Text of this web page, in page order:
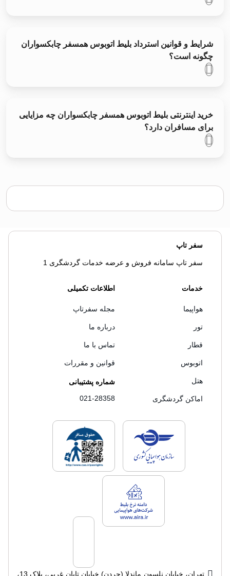
شرایط و قوانین استرداد بلیط اتوبوس همسفر چابکسواران
چگونه است؟
خرید اینترنتی بلیط اتوبوس همسفر چابکسواران چه مزایایی
برای مسافران دارد؟
سفر تاپ
سفر تاپ سامانه فروش و عرضه خدمات گردشگری 1
خدمات
هواپیما
تور
قطار
اتوبوس
هتل
اماکن گردشگری
اطلاعات تکمیلی
مجله سفرتاپ
درباره ما
تماس با ما
قوانین و مقررات
شماره پشتیبانی
021-28358
لایسنس های فروش سفرتاپلایسنس های
لایسنس های فروش سفرتاپ
تهران، خیابان نلسون ماندلا (جردن) خیابان تابان غربی، پلاک 13،